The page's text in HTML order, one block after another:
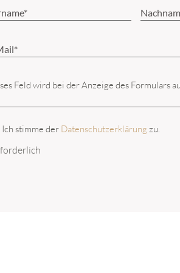
Feld wird bei der Anzeige des Formulars
Ich stimme der Datenschutzerklärung zu.